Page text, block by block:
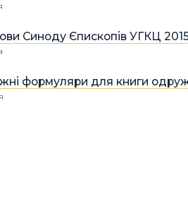
Синоду Єпископів УГКЦ
формуляри для книги